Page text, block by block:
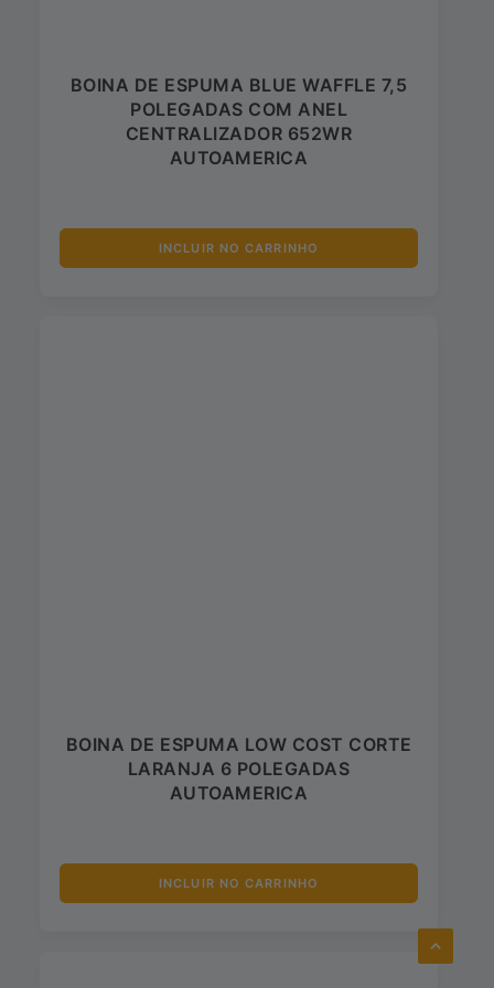
BOINA DE ESPUMA BLUE WAFFLE 7,5
POLEGADAS COM ANEL
CENTRALIZADOR 652WR
AUTOAMERICA
INCLUIR NO CARRINHO
BOINA DE ESPUMA LOW COST CORTE
LARANJA 6 POLEGADAS
AUTOAMERICA
INCLUIR NO CARRINHO